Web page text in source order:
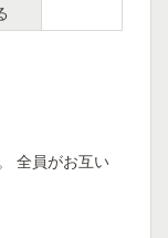
全員がお互い